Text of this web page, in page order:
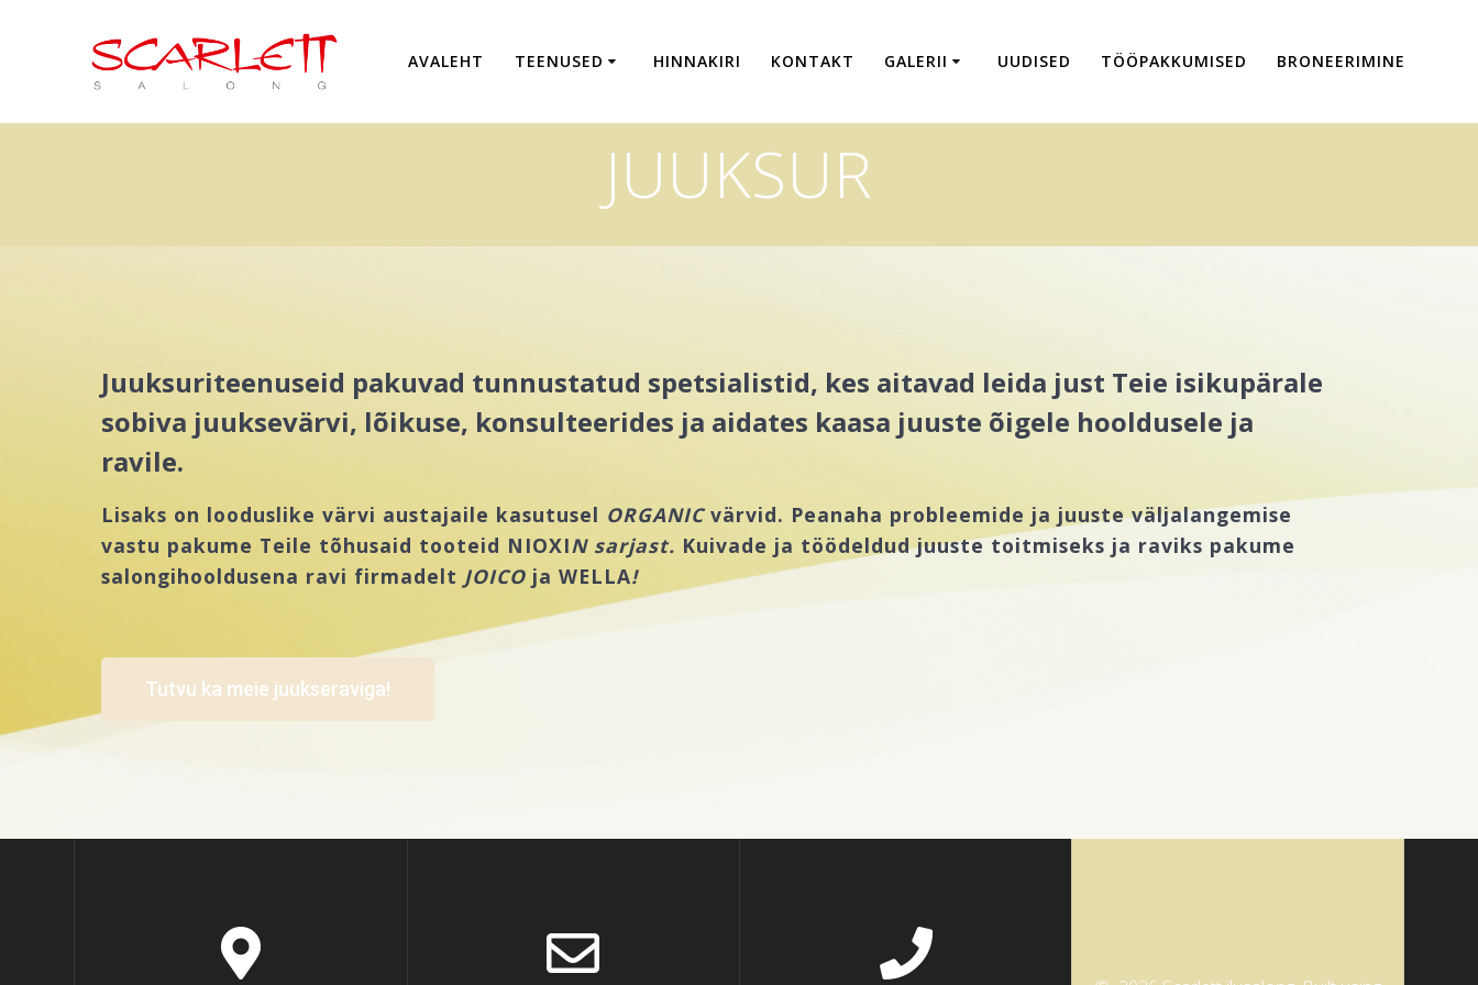
AVALEHT TEENUSED HINNAKIRI KONTAKT GALERII UUDISED TÖÖPAKKUMISED BRONEERIMINE
JUUKSUR
Juuksuriteenuseid pakuvad tunnustatud spetsialistid, kes aitavad leida just Teie isikupärale
sobiva juuksevärvi, lõikuse, konsulteerides ja aidates kaasa juuste õigele hooldusele ja
ravile.
Lisaks on looduslike värvi austajaile kasutusel ORGANICvärvid. Peanaha probleemide ja juuste väljalangemise
vastu pakume Teile tõhusaid tooteid NIOXIN sarjast. Kuivade ja töödeldud juuste toitmiseks ja raviks pakume
salongihooldusena ravi firmadelt JOICO ja WELLA!
Tutvu ka meie juukseraviga!